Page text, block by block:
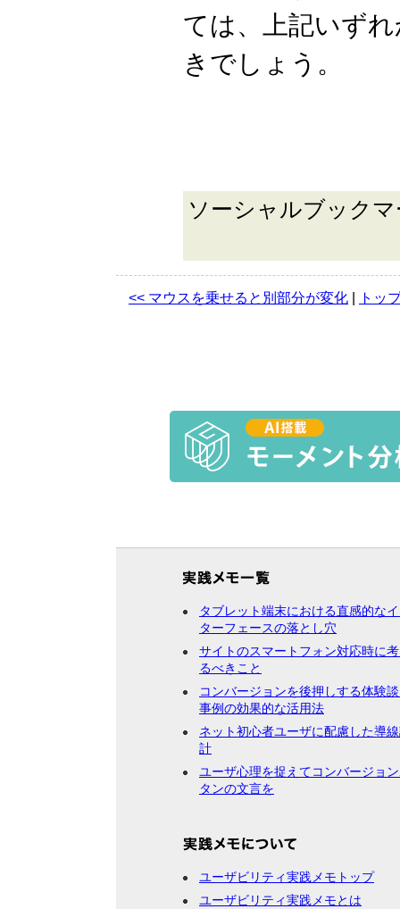
ては、上記いず
きでしょう。
ソーシャルブック
<< マウスを乗せると別部分が変化 トッ
タブレット端末における直感的な
ターフェースの落とし穴
サイトのスマートフォン対応時に
るべきこと
コンバージョンを後押しする体験
事例の効果的な活用法
ネット初心者ユーザに配慮した導
計
ユーザ心理を捉えてコンバージョ
タンの文言を
ユーザビリティ実践メモトップ
ユーザビリティ実践メモとは